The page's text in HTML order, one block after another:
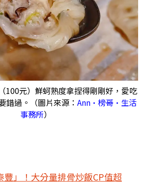
元）鮮蚵熟度拿捏得剛剛好，愛吃
錯過。（圖片來源： Ann•榜哥•生活
事務所）
豐」！大分量排骨炒飯CP值超